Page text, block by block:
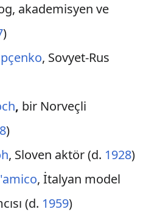
akademisyen ve
)
, Sovyet-Rus
, bir Norveçli
)
, Sloven aktör (d. 1928)
, İtalyan model
(d. 1959)